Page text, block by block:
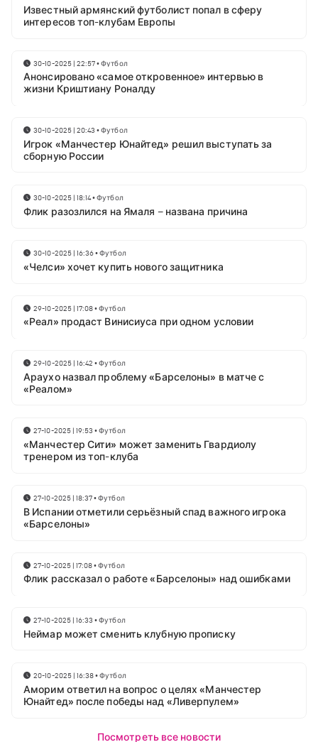
Известный армянский футболист попал в сферу
интересов топ-клубам Европы
30-10-2025 | 22:57•Футбол
Анонсировано «самое откровенное» интервью в
жизни Криштиану Роналду
30-10-2025 | 20:43 •Футбол
Игрок «Манчестер Юнайтед» решил выступать за
сборную России
30-10-2025 | 18:14•Футбол
Флик разозлился на Ямаля – названа причина
30-10-2025 | 16:36•Футбол
«Челси» хочет купить нового защитника
29-10-2025 | 17:08•Футбол
«Реал» продаст Винисиуса при одном условии
29-10-2025 | 16:42 •Футбол
Араухо назвал проблему «Барселоны» в матче с
«Реалом»
27-10-2025 | 19:53 •Футбол
«Манчестер Сити» может заменить Гвардиолу
тренером из топ-клуба
27-10-2025 | 18:37•Футбол
В Испании отметили серьёзный спад важного игрока
«Барселоны»
27-10-2025 | 17:08•Футбол
Флик рассказал о работе «Барселоны» над ошибками
27-10-2025 | 16:33 •Футбол
Неймар может сменить клубную прописку
20-10-2025 | 16:38•Футбол
Аморим ответил на вопрос о целях «Манчестер
Юнайтед» после победы над «Ливерпулем»
Посмотреть все новости